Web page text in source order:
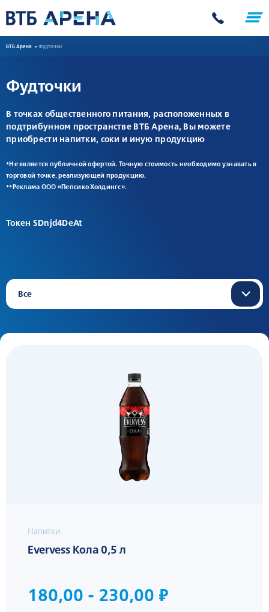
ВТБ Арена Фудточки
Фудточки
В точках общественного питания, расположенных в
подтрибунном пространстве ВТБ Арена, Вы можете
приобрести напитки, соки и иную продукцию
*Не является публичной офертой. Точную стоимость необходимо узнавать в
торговой точке, реализующей продукцию.
**Реклама ООО «Пепсико Холдингс».
Токен SDnjd4DeAt
Все
Напитки
Evervess Кола 0,5 л
180,00 - 230,00 ₽